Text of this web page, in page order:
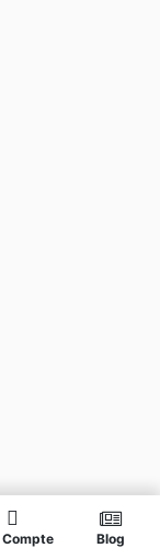
Compte Blog